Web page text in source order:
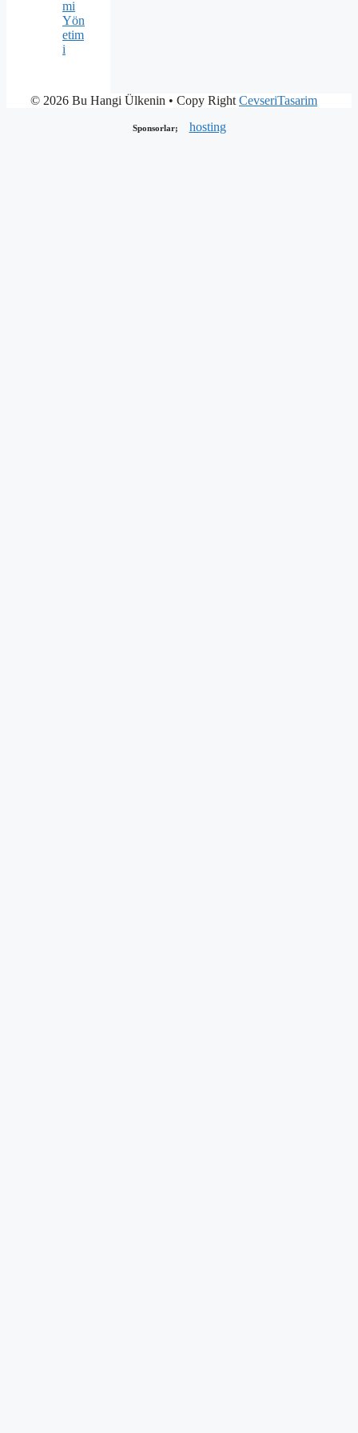
mi
Yön
etim
i
© 2026 Bu Hangi Ülkenin • Copy Right CevseriTasarim
Sponsorlar; hosting